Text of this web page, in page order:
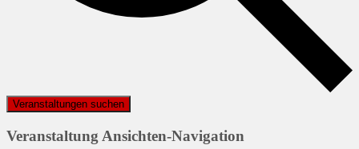
Veranstaltungen suchen
Veranstaltung Ansichten-Navigation